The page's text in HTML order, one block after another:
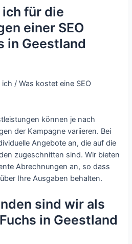
für die
einer SEO
in Geestland
/ Was kostet eine SEO
können je nach
der Kampagne variieren. Bei
Angebote an, die auf die
zugeschnitten sind. Wir bieten
Abrechnungen an, so dass
Ihre Ausgaben behalten.
sind wir als
in Geestland